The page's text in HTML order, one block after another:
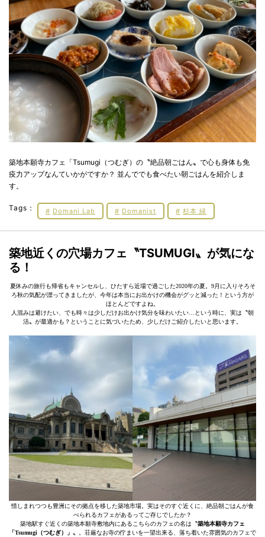
築地本願寺カフェ「Tsumugi（つむぎ）の〝絶品朝ごはん〟で心も身体も免
疫力アップなんていかがですか？ 並んででも食べたい朝ごはんを紹介しま
す。
Tags： Domani Lab Domanist 杉本 緑
築地近くの穴場カフェ〝TSUMUGI〟が気にな
る！
夏休みの旅行も帰省もキャンセルし、ひたすら近場で過ごした2020年の夏。9月に入りそろそ
ろ秋の気配が漂ってきましたが、今年は本当にお出かけの機会がグッと減った！という方が
ほとんどですよね。
人混みは避けたい、でも時々は少しだけお出かけ気分を味わいたい…という時に、実は〝朝
活〟が最適かも？ということに気づいたため、少しだけご紹介したいと思います。
惜しまれつつも豊洲にその拠点を移した築地市場。実はそのすぐ近くに、絶品朝ごはんが食
べられるカフェがあるってご存じでしたか？
築地駅すぐ近くの築地本願寺敷地内にあるこちらのカフェの名は〝築地本願寺カフェ
「Tsumugi（つむぎ）」 〟。荘厳なお寺の佇まいを一望出来る、落ち着いた雰囲気のカフェで